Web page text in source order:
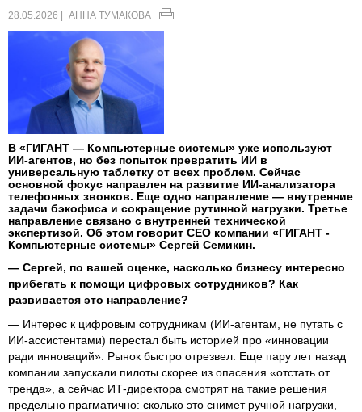
28.05.2026 | АННА ТУМАКОВА
В «ГИГАНТ — Компьютерные системы» уже используют
ИИ-агентов, но без попыток превратить ИИ в
универсальную таблетку от всех проблем. Сейчас
основной фокус направлен на развитие ИИ-анализатора
телефонных звонков. Еще одно направление — внутренние
задачи бэкофиса и сокращение рутинной нагрузки. Третье
направление связано с внутренней технической
экспертизой. Об этом говорит СЕО компании «ГИГАНТ -
Компьютерные системы» Сергей Семикин.
— Сергей, по вашей оценке, насколько бизнесу интересно
прибегать к помощи цифровых сотрудников? Как
развивается это направление?
— Интерес к цифровым сотрудникам (ИИ-агентам, не путать с
ИИ-ассистентами) перестал быть историей про «инновации
ради инноваций». Рынок быстро отрезвел. Еще пару лет назад
компании запускали пилоты скорее из опасения «отстать от
тренда», а сейчас ИТ-директора смотрят на такие решения
предельно прагматично: сколько это снимет ручной нагрузки,